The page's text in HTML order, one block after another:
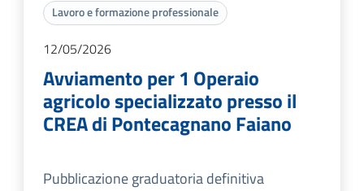
Lavoro e formazione professionale
12/05/2026
Avviamento per 1 Operaio
agricolo specializzato presso il
CREA di Pontecagnano Faiano
Pubblicazione graduatoria definitiva